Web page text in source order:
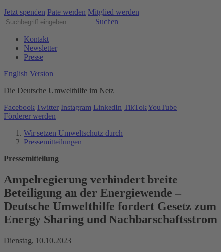
Jetzt spenden Pate werden Mitglied werden
Suchen
Kontakt
Newsletter
Presse
English Version
Die Deutsche Umwelthilfe im Netz
Facebook Twitter Instagram LinkedIn TikTok YouTube
Förderer werden
Wir setzen Umweltschutz durch
Pressemitteilungen
Pressemitteilung
Ampelregierung verhindert breite
Beteiligung an der Energiewende –
Deutsche Umwelthilfe fordert Gesetz zum
Energy Sharing und Nachbarschaftsstrom
Dienstag, 10.10.2023